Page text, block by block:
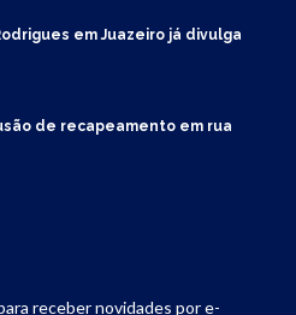
em Juazeiro já divulga
de recapeamento em rua
receber novidades por e-